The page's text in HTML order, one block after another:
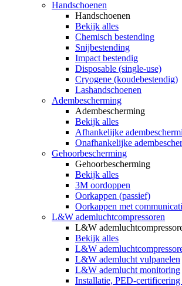
Handschoenen
Handschoenen
Bekijk alles
Chemisch bestending
Snijbestending
Impact bestendig
Disposable (single-use)
Cryogene (koudebestendig)
Lashandschoenen
Adembescherming
Adembescherming
Bekijk alles
Afhankelijke
Onafhankelijke
Gehoorbescherming
Gehoorbescherming
Bekijk alles
3M oordoppen
Oorkappen (passief)
Oorkappen met
L&W ademluchtcompressoren
L&W
Bekijk alles
L&W
L&W ademlucht vulpanelen
L&W ademlucht monitoring
Installatie, PED-certificering